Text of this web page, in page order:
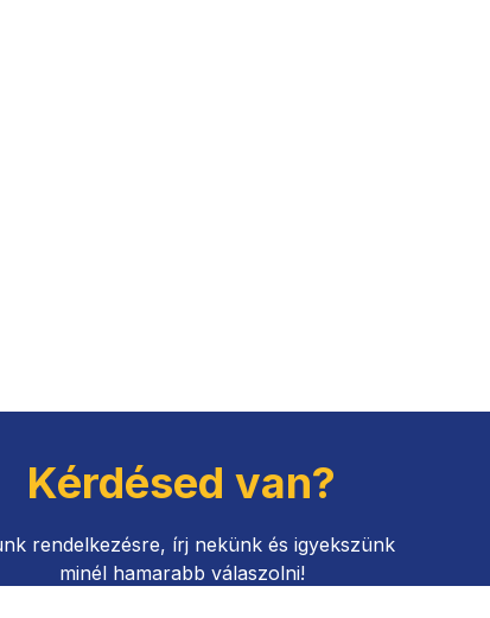
Kérdésed van?
rendelkezésre, írj nekünk és igyekszünk
minél hamarabb válaszolni!